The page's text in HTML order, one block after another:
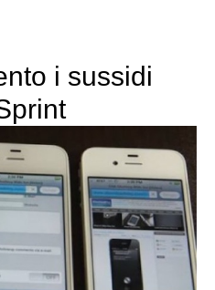
i sussidi